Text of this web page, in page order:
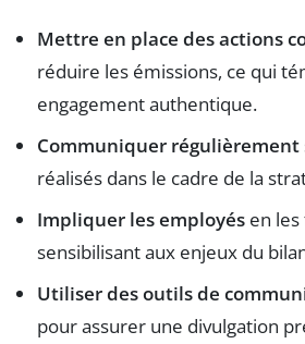
Mettre en place des actions
réduire les émissions, ce qui
engagement authentique.
Communiquer régulièrement
réalisés dans le cadre de la
Impliquer les employés en
sensibilisant aux enjeux du
Utiliser des outils de
pour assurer une divulgation